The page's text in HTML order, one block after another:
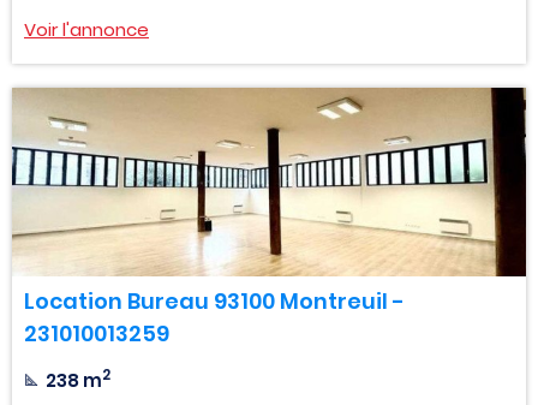
Voir l'annonce
Location Bureau 93100 Montreuil -
231010013259
238 m2